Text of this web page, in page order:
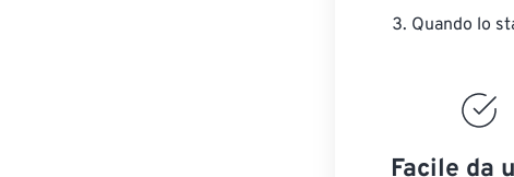
Quando lo
Facile da